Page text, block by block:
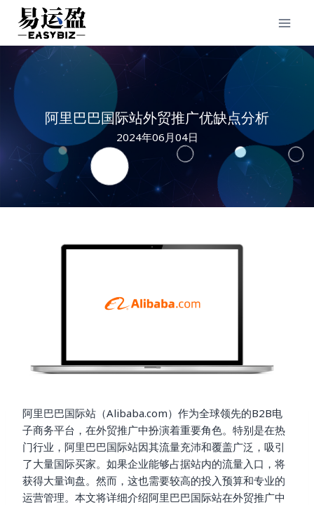
content
阿里巴巴国际站外贸推广优缺点分析
2024年06月04日
阿里巴巴国际站（Alibaba.com）作为全球领先的B2B电
子商务平台，在外贸推广中扮演着重要角色。特别是在热
门行业，阿里巴巴国际站因其流量充沛和覆盖广泛，吸引
了大量国际买家。如果企业能够占据站内的流量入口，将
获得大量询盘。然而，这也需要较高的投入预算和专业的
运营管理。本文将详细介绍阿里巴巴国际站在外贸推广中